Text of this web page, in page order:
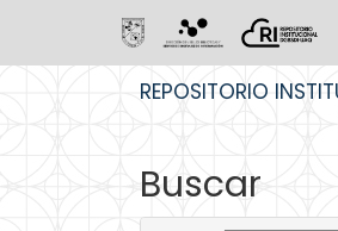
REPOSITORIO
Buscar